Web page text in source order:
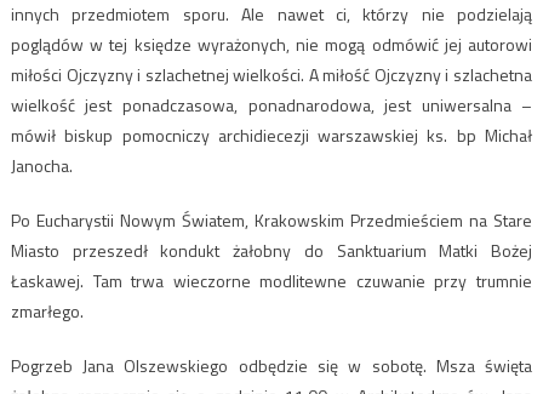
innych przedmiotem sporu. Ale nawet ci, którzy nie podzielają
poglądów w tej księdze wyrażonych, nie mogą odmówić jej autorowi
miłości Ojczyzny i szlachetnej wielkości. A miłość Ojczyzny i szlachetna
wielkość jest ponadczasowa, ponadnarodowa, jest uniwersalna –
mówił biskup pomocniczy archidiecezji warszawskiej ks. bp Michał
Janocha.
Po Eucharystii Nowym Światem, Krakowskim Przedmieściem na Stare
Miasto przeszedł kondukt żałobny do Sanktuarium Matki Bożej
Łaskawej. Tam trwa wieczorne modlitewne czuwanie przy trumnie
zmarłego.
Pogrzeb Jana Olszewskiego odbędzie się w sobotę. Msza święta